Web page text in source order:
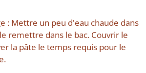
: Mettre un peu d'eau chaude dans
remettre dans le bac. Couvrir le
la pâte le temps requis pour le